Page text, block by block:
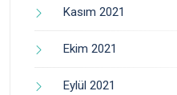
Kasım 2021
Ekim 2021
Eylül 2021